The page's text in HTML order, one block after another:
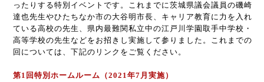
ったりする特別イベントです。これまでに茨城県議会議員の磯崎
達也先生やひたちなか市の大谷明市長、キャリア教育に力を入れ
ている高校の先生、県内最難関私立中の江戸川学園取手中学校・
高等学校の先生などをお招きし実施して参りました。これまでの
回については、下記のリンクをご覧ください。
第1回特別ホームルーム（2021年7月実施）